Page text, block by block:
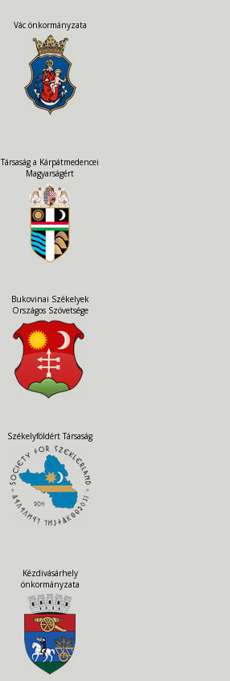
Vác önkormányzata
Társaság a Kárpátmedencei
Magyarságért
Bukovinai Székelyek
Országos Szövetsége
Székelyföldért Társaság
Kézdivásárhely
önkormányzata